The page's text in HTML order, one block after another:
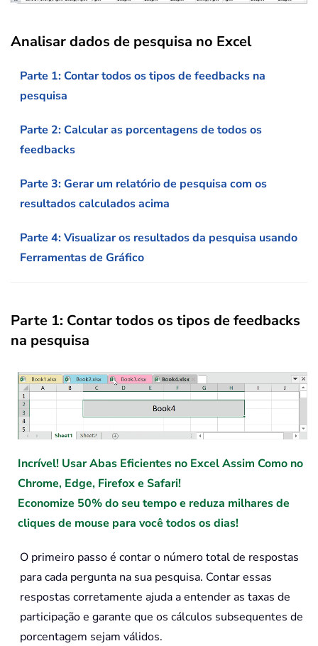
Analisar dados de pesquisa no Excel
Parte 1: Contar todos os tipos de feedbacks na
pesquisa
Parte 2: Calcular as porcentagens de todos os
feedbacks
Parte 3: Gerar um relatório de pesquisa com os
resultados calculados acima
Parte 4: Visualizar os resultados da pesquisa usando
Ferramentas de Gráfico
Parte 1: Contar todos os tipos de feedbacks
na pesquisa
Incrível! Usar Abas Eficientes no Excel Assim Como no
Chrome, Edge, Firefox e Safari!
Economize 50% do seu tempo e reduza milhares de
cliques de mouse para você todos os dias!
O primeiro passo é contar o número total de respostas
para cada pergunta na sua pesquisa. Contar essas
respostas corretamente ajuda a entender as taxas de
participação e garante que os cálculos subsequentes de
porcentagem sejam válidos.